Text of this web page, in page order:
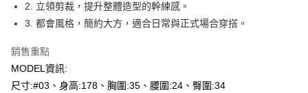
悠遊付
全盈+PAY
AFTEE先享後付
2. 立領剪裁，提升整體造型的幹練感。
3. 都會風格，簡約大方，適合日常與正式場合穿搭。
銷售重點
MODEL資訊:
尺寸:#03、身高:178、胸圍:35、腰圍:24、臀圍:34